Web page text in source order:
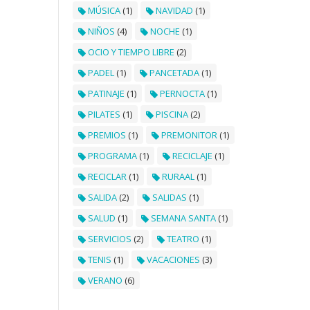
MÚSICA(1) NAVIDAD (1)
NIÑOS (4) NOCHE (1)
OCIO Y TIEMPO LIBRE (2)
PADEL (1) PANCETADA(1)
PATINAJE (1) PERNOCTA(1)
PILATES (1) PISCINA(2)
PREMIOS (1) PREMONITOR (1)
PROGRAMA(1) RECICLAJE (1)
RECICLAR (1) RURAAL (1)
SALIDA(2) SALIDAS (1)
SALUD (1) SEMANA SANTA(1)
SERVICIOS (2) TEATRO (1)
TENIS (1) VACACIONES (3)
VERANO (6)